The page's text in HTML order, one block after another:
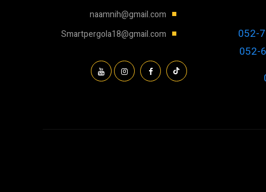
052-
052-
naamnih@gmail.com
Smartpergola18@gmail.com